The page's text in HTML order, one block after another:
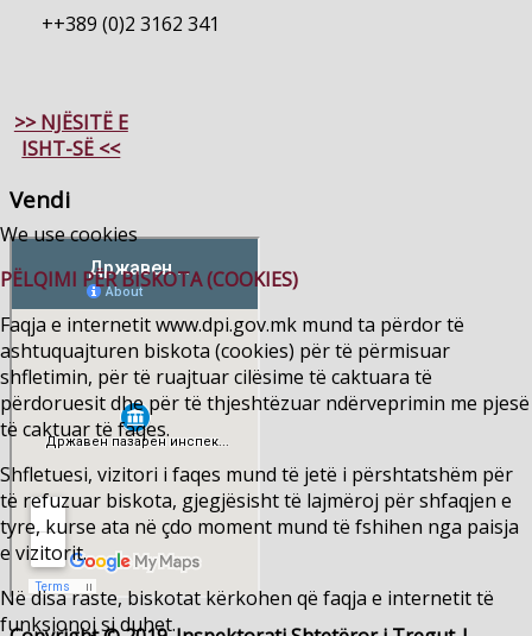
++389 (0)2 3162 341
>> NJËSITË E
ISHT-SË <<
Vendi
We use cookies
PËLQIMI PËR BISKOTA (COOKIES)
Faqja e internetit www.dpi.gov.mk mund ta përdor të
ashtuquajturen biskota (cookies) për të përmisuar
shfletimin, për të ruajtuar cilësime të caktuara të
përdoruesit dhe për të thjeshtëzuar ndërveprimin me pjesë
të caktuar të faqes.
Shfletuesi, vizitori i faqes mund të jetë i përshtatshëm për
të refuzuar biskota, gjegjësisht të lajmëroj për shfaqjen e
tyre, kurse ata në çdo moment mund të fshihen nga paisja
e vizitorit.
Në disa raste, biskotat kërkohen që faqja e internetit të
funksionoj si duhet.